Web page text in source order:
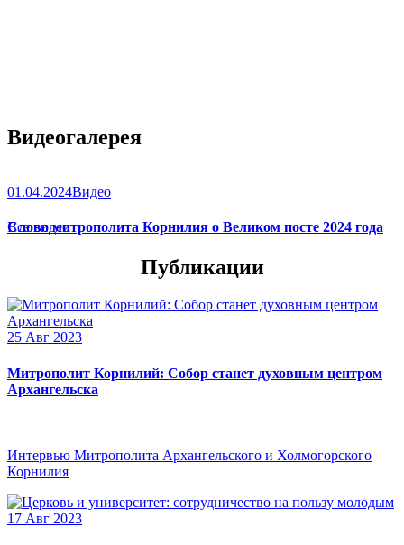
Видеогалерея
01.04.2024Видео
Слово митрополита Корнилия о Великом посте 2024 года
Все видео
Публикации
25 Авг 2023
Митрополит Корнилий: Собор станет духовным центром
Архангельска
Интервью Митрополита Архангельского и Холмогорского
Корнилия
17 Авг 2023